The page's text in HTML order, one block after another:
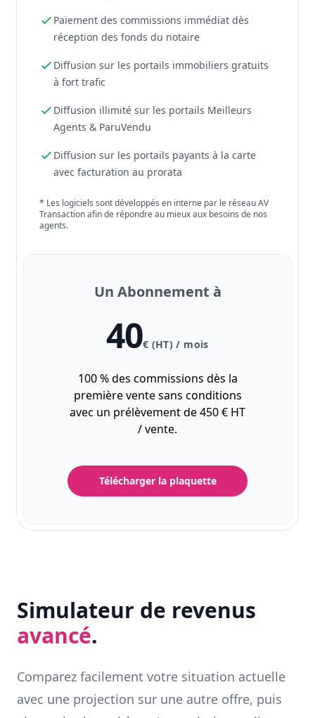
Paiement des commissions immédiat dès
réception des fonds du notaire
Diffusion sur les portails immobiliers gratuits
à fort trafic
Diffusion illimité sur les portails Meilleurs
Agents & ParuVendu
Diffusion sur les portails payants à la carte
avec facturation au prorata
* Les logiciels sont développés en interne par le réseau AV
Transaction afin de répondre au mieux aux besoins de nos
agents.
Un Abonnement à
40€ (HT) / mois
100 % des commissions dès la
première vente sans conditions
avec un prélèvement de 450 € HT
/ vente.
Télécharger la plaquette
Simulateur de revenus
avancé.
Comparez facilement votre situation actuelle
avec une projection sur une autre offre, puis